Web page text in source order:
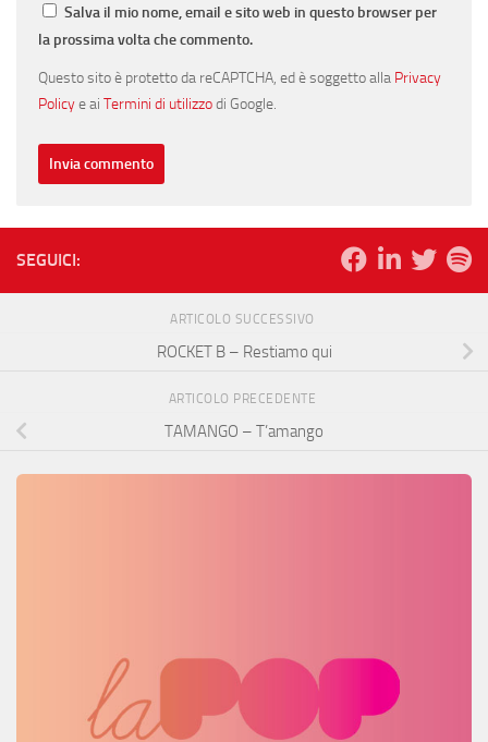
Salva il mio nome, email e sito web in questo browser per
la prossima volta che commento.
Questo sito è protetto da reCAPTCHA, ed è soggetto alla Privacy
Policye ai Termini di utilizzodi Google.
SEGUICI:
ARTICOLO SUCCESSIVO
ROCKET B – Restiamo qui
ARTICOLO PRECEDENTE
TAMANGO – T’amango